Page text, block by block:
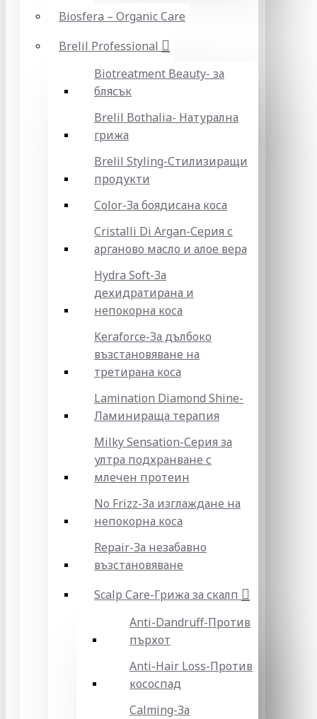
Biosfera – Organic Care
Brelil Professional
Biotreatment Beauty- за
блясък
Brelil Bothalia- Натурална
грижа
Brelil Styling-Стилизиращи
продукти
Color-За боядисана коса
Cristalli Di Argan-Серия с
арганово масло и алое вера
Hydra Soft-За
дехидратирана и
непокорна коса
Keraforce-За дълбоко
възстановяване на
третирана коса
Lamination Diamond Shine-
Ламинираща терапия
Milky Sensation-Серия за
ултра подхранване с
млечен протеин
No Frizz-За изглаждане на
непокорна коса
Repair-За незабавно
възстановяване
Scalp Care-Грижа за скалп
Anti-Dandruff-Против
пърхот
Anti-Hair Loss-Против
кососпад
Calming-За